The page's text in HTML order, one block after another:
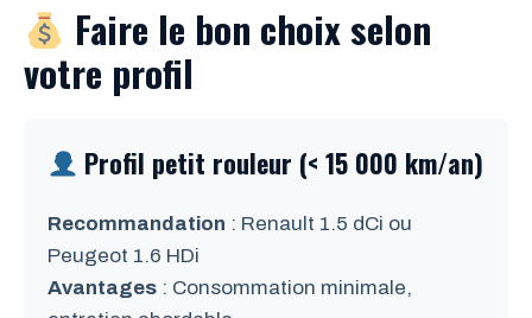
Faire le bon choix selon
votre profil
Profil petit rouleur (< 15 000 km/an)
Recommandation : Renault 1.5 dCi ou
Peugeot 1.6 HDi
Avantages : Consommation minimale,